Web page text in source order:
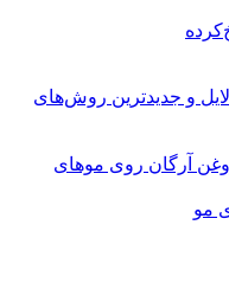
و جدیدترین روش‌های
مو